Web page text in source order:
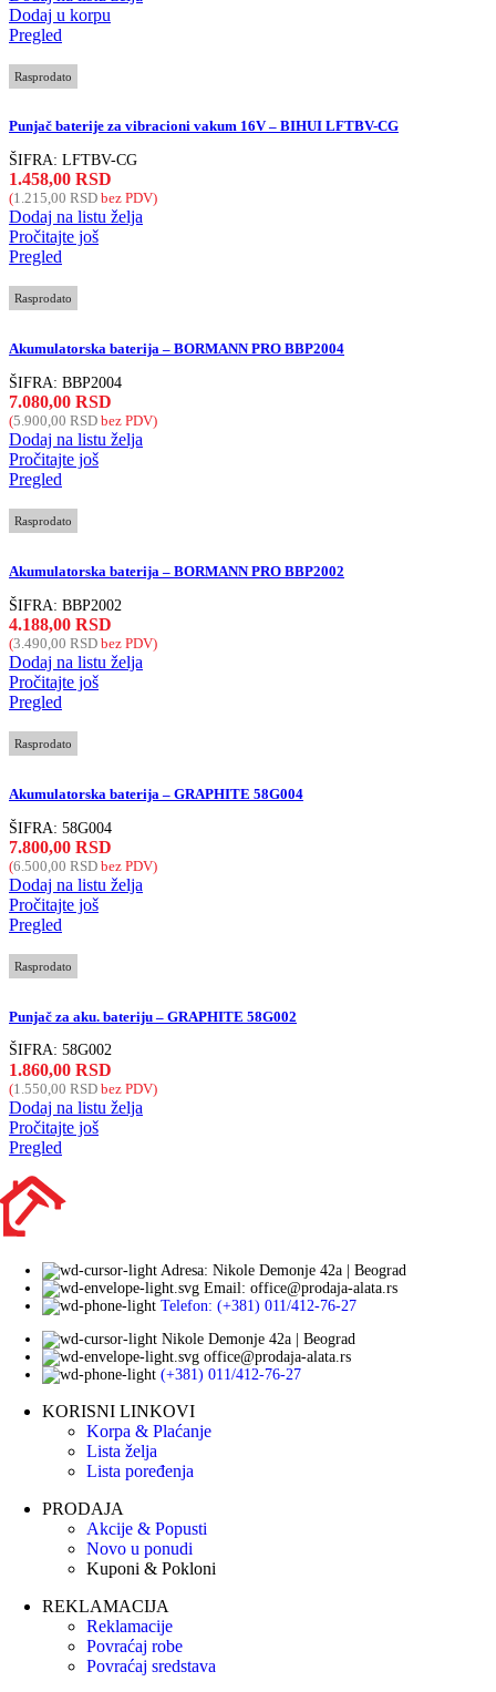
Dodaj u korpu
Pregled
Rasprodato
Punjač baterije za vibracioni vakum 16V – BIHUI LFTBV-CG
ŠIFRA: LFTBV-CG
1.458,00 RSD
(1.215,00 RSD bez PDV)
Dodaj na listu želja
Pročitajte još
Pregled
Rasprodato
Akumulatorska baterija – BORMANN PRO BBP2004
ŠIFRA: BBP2004
7.080,00 RSD
(5.900,00 RSD bez PDV)
Dodaj na listu želja
Pročitajte još
Pregled
Rasprodato
Akumulatorska baterija – BORMANN PRO BBP2002
ŠIFRA: BBP2002
4.188,00 RSD
(3.490,00 RSD bez PDV)
Dodaj na listu želja
Pročitajte još
Pregled
Rasprodato
Akumulatorska baterija – GRAPHITE 58G004
ŠIFRA: 58G004
7.800,00 RSD
(6.500,00 RSD bez PDV)
Dodaj na listu želja
Pročitajte još
Pregled
Rasprodato
Punjač za aku. bateriju – GRAPHITE 58G002
ŠIFRA: 58G002
1.860,00 RSD
(1.550,00 RSD bez PDV)
Dodaj na listu želja
Pročitajte još
Pregled
Adresa: Nikole Demonje 42a | Beograd
Email: office@prodaja-alata.rs
Telefon: (+381) 011/412-76-27
Nikole Demonje 42a | Beograd
office@prodaja-alata.rs
(+381) 011/412-76-27
KORISNI LINKOVI
Korpa & Plaćanje
Lista želja
Lista poređenja
PRODAJA
Akcije & Popusti
Novo u ponudi
Kuponi & Pokloni
REKLAMACIJA
Reklamacije
Povraćaj robe
Povraćaj sredstava